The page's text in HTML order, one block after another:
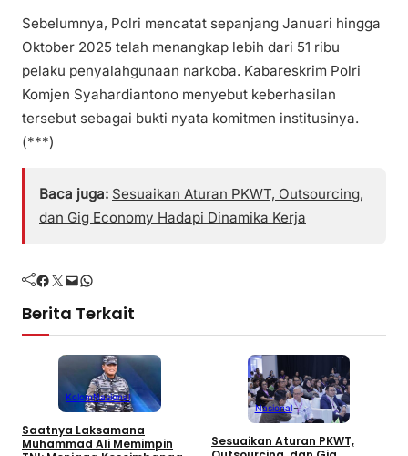
Sebelumnya, Polri mencatat sepanjang Januari hingga
Oktober 2025 telah menangkap lebih dari 51 ribu
pelaku penyalahgunaan narkoba. Kabareskrim Polri
Komjen Syahardiantono menyebut keberhasilan
tersebut sebagai bukti nyata komitmen institusinya.
(***)
Baca juga: Sesuaikan Aturan PKWT, Outsourcing,
dan Gig Economy Hadapi Dinamika Kerja
Facebook Twitter Mail WhatsApp
Berita Terkait
KolomNasional
Saatnya Laksamana
Muhammad Ali Memimpin
Nasional
Sesuaikan Aturan PKWT,